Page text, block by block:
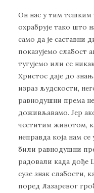
Он нас у тим тешким
охрабрује тако што
само да је саставни
показујемо слабост
тугујемо или се
Христос даје до
израз људскости,
равнодушни према
доживљавамо. Јер
честитим животом,
неправда која нам
били равнодушни
радовали када дође
сузе знак слабости,
поред Лазаревог